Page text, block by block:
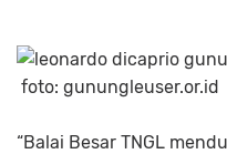
foto: gunungleuser.or.id
“Balai Besar TNGL